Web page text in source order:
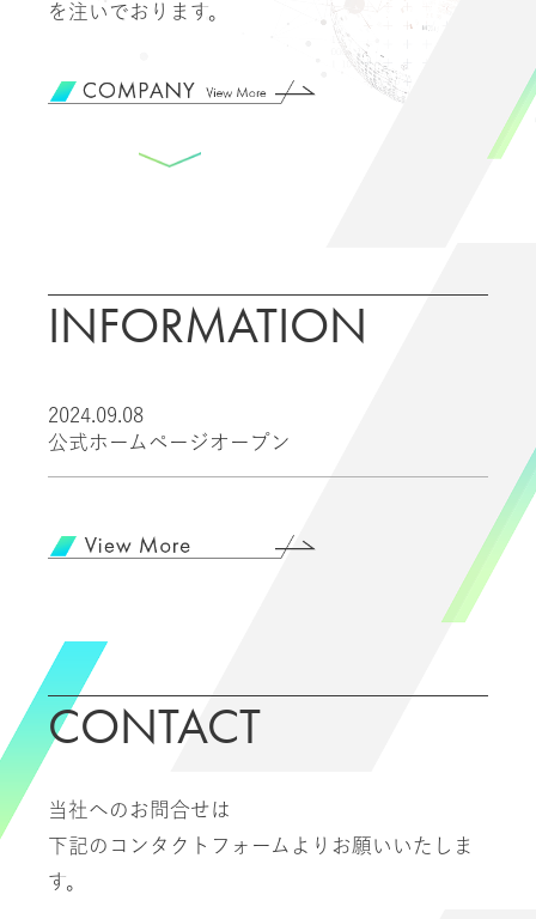
を注いでおります。
INFORMATION
2024.09.08
公式ホームページオープン
CONTACT
当社へのお問合せは
下記のコンタクトフォームよりお願いいたしま
す。